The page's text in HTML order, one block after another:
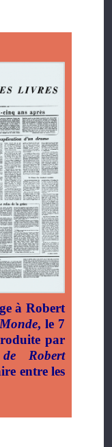
à Robert
, le 7
par
Robert
entre les